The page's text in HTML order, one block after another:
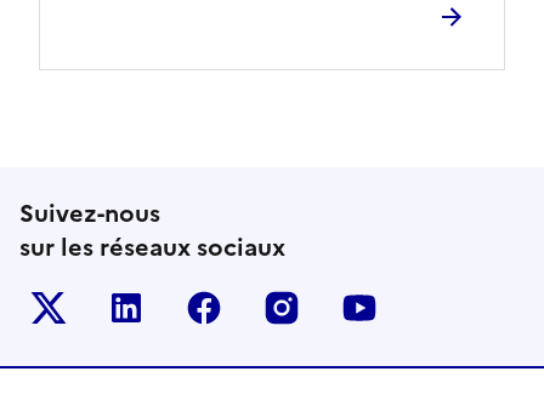
Suivez-nous
sur les réseaux sociaux
Le ministère sur Twitter
Le ministère sur LinkedIn
Le ministère sur Facebook
Le ministère sur